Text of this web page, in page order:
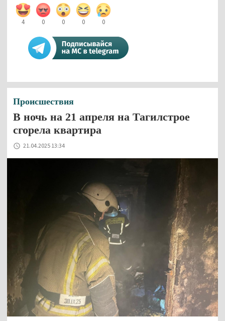
4 0 0 0 0
Происшествия
В ночь на 21 апреля на Тагилстрое
сгорела квартира
21.04.2025 13:34